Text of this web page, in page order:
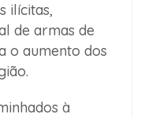
ilícitas,
de armas de
o aumento dos
à